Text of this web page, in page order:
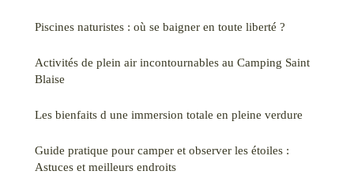
Piscines naturistes : où se baigner en toute liberté ?
Activités de plein air incontournables au Camping Saint
Blaise
Les bienfaits d une immersion totale en pleine verdure
Guide pratique pour camper et observer les étoiles :
Astuces et meilleurs endroits